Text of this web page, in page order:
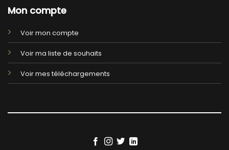
Mon compte
Voir mon compte
Voir ma liste de souhaits
Voir mes téléchargements